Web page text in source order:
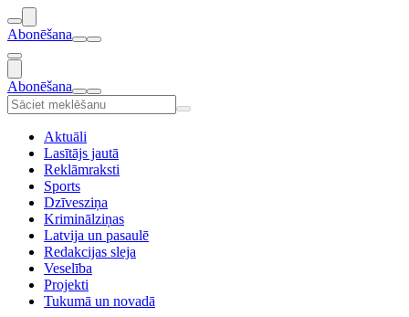
Abonēšana
Abonēšana
Aktuāli
Lasītājs jautā
Reklāmraksti
Sports
Dzīvesziņa
Kriminālziņas
Latvija un pasaulē
Redakcijas sleja
Veselība
Projekti
Tukumā un novadā